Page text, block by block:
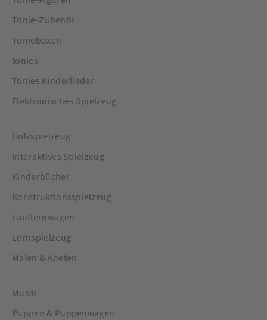
Tonie-Zubehör
Tonieboxen
tonies
Tonies Kinderlieder
Elektronisches Spielzeug
Holzspielzeug
Interaktives Spielzeug
Kinderbücher
Konstruktionsspielzeug
Lauflernwagen
Lernspielzeug
Malen & Kneten
Musik
Puppen & Puppenwagen